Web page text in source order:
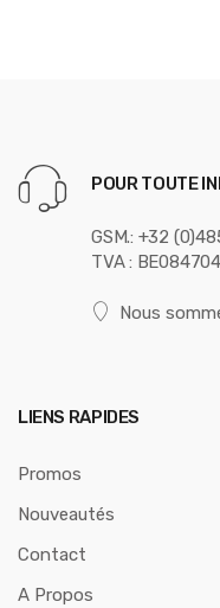
POUR TOUTE
GSM.: +32
TVA :
Nous
LIENS RAPIDES
Promos
Nouveautés
Contact
A Propos